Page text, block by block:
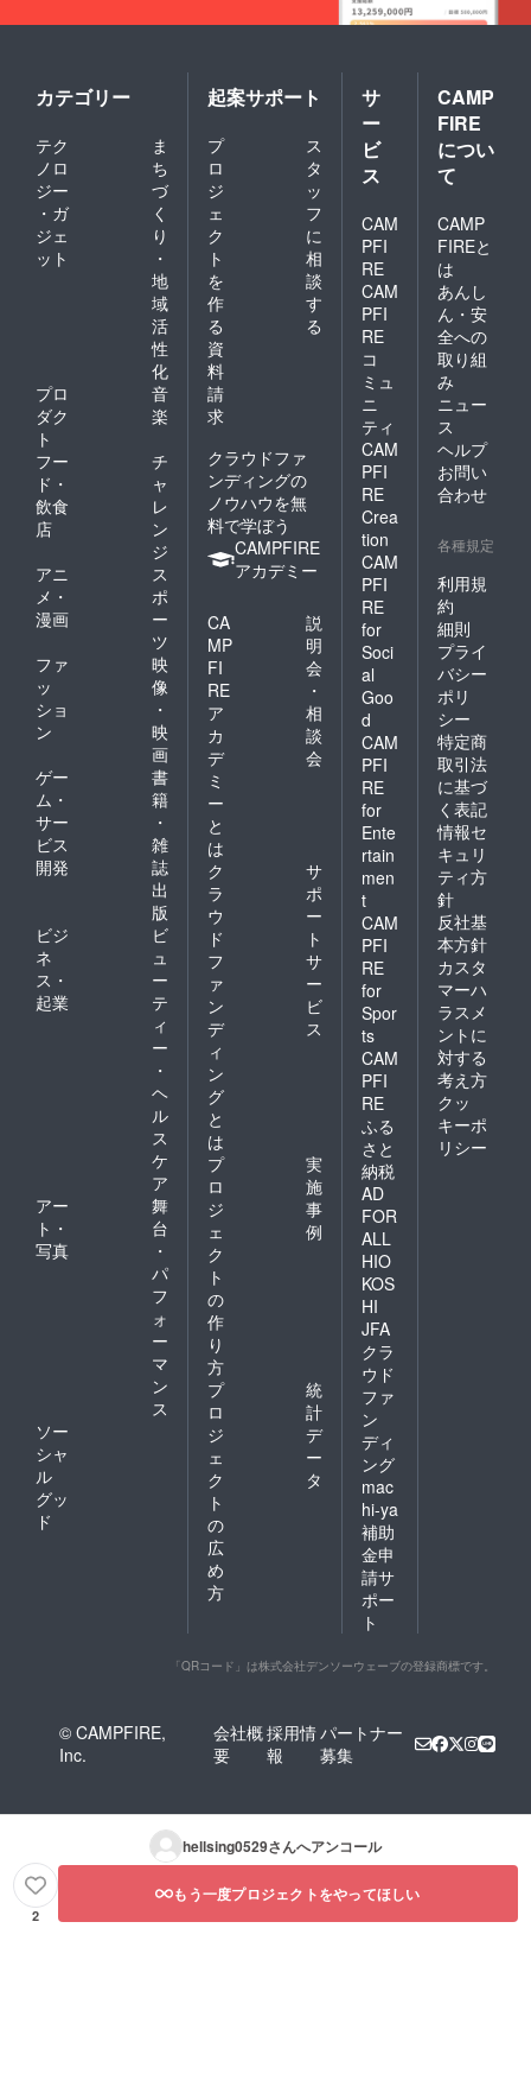
カテゴリー
テク
ノロ
ジー
・ガ
ジェ
ット
ま
ち
づ
く
り
・
地
域
活
性
化
プロ
ダク
ト
音
楽
フー
ド・
飲食
店
チ
ャ
レ
ン
ジ
アニ
メ・
漫画
ス
ポ
ー
ツ
ファ
ッ
ショ
ン
映
像
・
映
画
ゲー
ム・
サー
ビス
開発
書
籍
・
雑
誌
出
版
ビジ
ネ
ス・
起業
ビ
ュ
ー
テ
ィ
ー
・
ヘ
ル
ス
ケ
ア
アー
ト・
写真
舞
台
・
パ
フ
ォ
ー
マ
ン
ス
ソー
シャ
ル
グッ
ド
起案サポート
プ
ロ
ジ
ェ
ク
ト
を
作
る
ス
タ
ッ
フ
に
相
談
す
る
資
料
請
求
クラウドファ
ンディングの
ノウハウを無
料で学ぼう
CAMPFIRE
アカデミー
CA
MP
FI
RE
ア
カ
デ
ミ
ー
と
は
説
明
会
・
相
談
会
ク
ラ
ウ
ド
フ
ァ
ン
デ
ィ
ン
グ
と
は
サ
ポ
ー
ト
サ
ー
ビ
ス
プ
ロ
ジ
ェ
ク
ト
の
作
り
方
実
施
事
例
プ
ロ
ジ
ェ
ク
ト
の
広
め
方
統
計
デ
ー
タ
サ
ー
ビ
ス
CAM
PFI
RE
CAM
PFI
RE
コ
ミュ
ニ
ティ
CAM
PFI
RE
Crea
tion
CAM
PFI
RE
for
Soci
al
Goo
d
CAM
PFI
RE
for
Ente
rtain
men
t
CAM
PFI
RE
for
Spor
ts
CAM
PFI
RE
ふる
さと
納税
AD
FOR
ALL
HIO
KOS
HI
JFA
クラ
ウド
ファ
ン
ディ
ング
mac
hi-ya
補助
金申
請サ
ポー
ト
CAMP
FIRE
につい
て
CAMP
FIREと
は
あんし
ん・安
全への
取り組
み
ニュー
ス
ヘルプ
お問い
合わせ
各種規定
利用規
約
細則
プライ
バシー
ポリ
シー
特定商
取引法
に基づ
く表記
情報セ
キュリ
ティ方
針
反社基
本方針
カスタ
マーハ
ラスメ
ントに
対する
考え方
クッ
キーポ
リシー
「QRコード」は株式会社デンソーウェーブの登録商標です。
© CAMPFIRE,
Inc.
会社概
要
採用情
報
パートナー
募集
hellsing0529さんへアンコール
2
もう一度プロジェクトをやってほしい